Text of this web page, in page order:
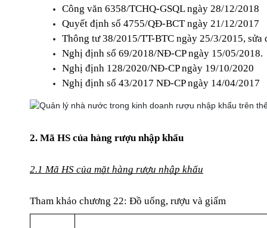
Công văn 6358/TCHQ-GSQL ngày 28/12/2018
Quyết định số 4755/QĐ-BCT ngày 21/12/2017
Thông tư 38/2015/TT-BTC ngày 25/3/2015,
Nghị định số 69/2018/NĐ-CP ngày 15/05/2018.
Nghị định 128/2020/NĐ-CP ngày 19/10/2020
Nghị định số 43/2017 NĐ-CP ngày 14/04/2017
2. Mã HS của hàng rượu nhập khẩu
2.1 Mã HS của mặt hàng rượu nhập khẩu
Tham khảo chương 22: Đồ uống, rượu và giấm